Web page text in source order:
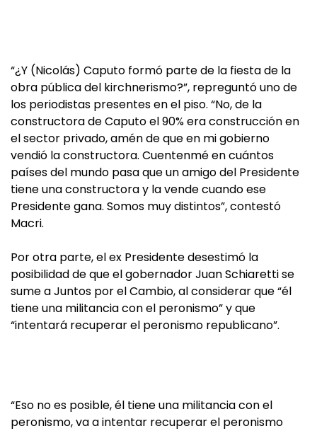
“¿Y (Nicolás) Caputo formó parte de la fiesta de la
obra pública del kirchnerismo?”, repreguntó uno de
los periodistas presentes en el piso. “No, de la
constructora de Caputo el 90% era construcción en
el sector privado, amén de que en mi gobierno
vendió la constructora. Cuentenmé en cuántos
países del mundo pasa que un amigo del Presidente
tiene una constructora y la vende cuando ese
Presidente gana. Somos muy distintos”, contestó
Macri.
Por otra parte, el ex Presidente desestimó la
posibilidad de que el gobernador Juan Schiaretti se
sume a Juntos por el Cambio, al considerar que “él
tiene una militancia con el peronismo” y que
“intentará recuperar el peronismo republicano”.
“Eso no es posible, él tiene una militancia con el
peronismo, va a intentar recuperar el peronismo